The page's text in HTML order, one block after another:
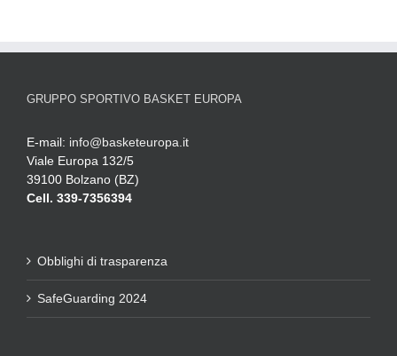
GRUPPO SPORTIVO BASKET EUROPA
E-mail: info@basketeuropa.it
Viale Europa 132/5
39100 Bolzano (BZ)
Cell. 339-7356394
Obblighi di trasparenza
SafeGuarding 2024